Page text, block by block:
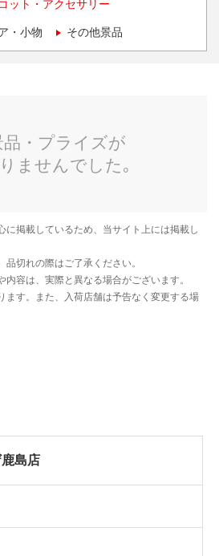
ット・アクセサリー
・小物 その他景品
島店